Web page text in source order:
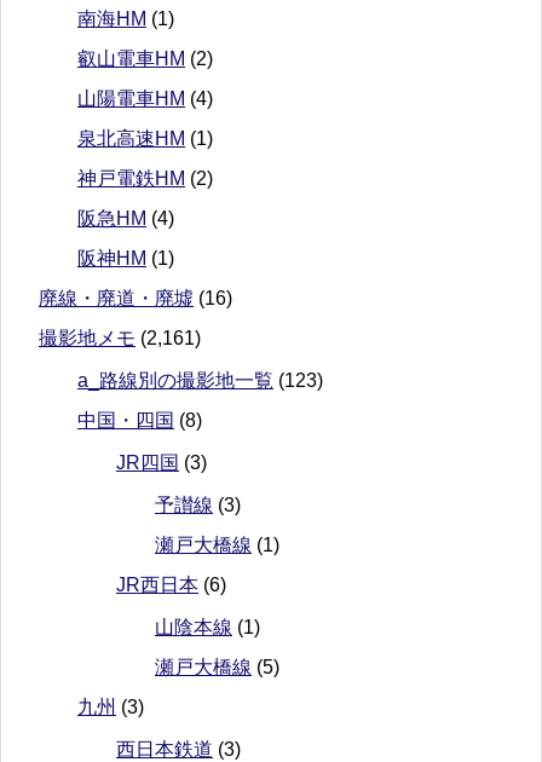
南海HM (1)
叡山電車HM (2)
山陽電車HM (4)
泉北高速HM (1)
神戸電鉄HM (2)
阪急HM (4)
阪神HM (1)
廃線・廃道・廃墟 (16)
撮影地メモ (2,161)
a_路線別の撮影地一覧 (123)
中国・四国 (8)
JR四国 (3)
予讃線 (3)
瀬戸大橋線 (1)
JR西日本 (6)
山陰本線 (1)
瀬戸大橋線 (5)
九州 (3)
西日本鉄道 (3)